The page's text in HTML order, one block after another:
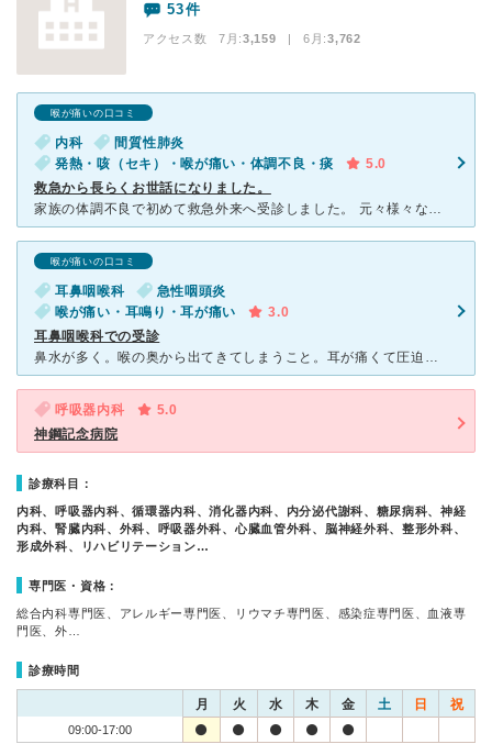
53件
アクセス数 7月:3,159 | 6月:3,762
喉が痛いの口コミ
内科
間質性肺炎
発熱・咳（セキ）・喉が痛い・体調不良・痰
5.0
救急から長らくお世話になりました。
家族の体調不良で初めて救急外来へ受診しました。 元々様々な持病があり、そこからの急な体調不良だったので、一旦近隣の急性期病院の救急に行きましたが、重篤な事と、対応できる医師がいないとの事で、受診を断
喉が痛いの口コミ
耳鼻咽喉科
急性咽頭炎
喉が痛い・耳鳴り・耳が痛い
3.0
耳鼻咽喉科での受診
鼻水が多く。喉の奥から出てきてしまうこと。耳が痛くて圧迫されたような感覚があり受診しました。待ち時間は初診で問診票を書いて大体１５分から３０分くらいです。長い時では１時間程度待たされました。大きな病院
呼吸器内科
5.0
神鋼記念病院
診療科目：
内科、呼吸器内科、循環器内科、消化器内科、内分泌代謝科、糖尿病科、神経
内科、腎臓内科、外科、呼吸器外科、心臓血管外科、脳神経外科、整形外科、
形成外科、リハビリテーション…
専門医・資格：
総合内科専門医、アレルギー専門医、リウマチ専門医、感染症専門医、血液専
門医、外…
診療時間
月 火 水 木 金 土 日 祝
09:00-17:00